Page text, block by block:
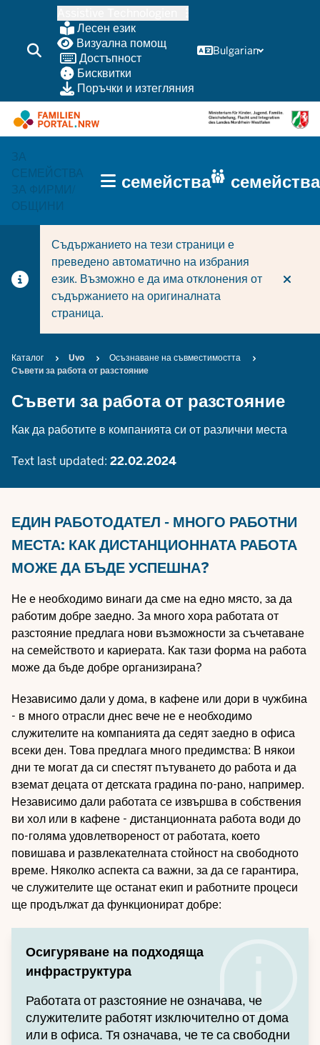
content
Лесен език
Визуална помощ
Достъпност
Бисквитки
Поръчки и изтегляния
Bulgarian
ЗА
СЕМЕЙСТВА
ЗА ФИРМИ/
ОБЩИНИ
(TRÄGERBEREICH)
семейства семейства
Съдържанието на тези страници е
преведено автоматично на избрания
език. Възможно е да има отклонения от
съдържанието на оригиналната
страница.
Breadcrumb
Каталог Uvo
Осъзнаване на съвместимостта
Съвети за работа от разстояние
Съвети за работа от разстояние
Как да работите в компанията си от различни места
Text last updated: 22.02.2024
ЕДИН РАБОТОДАТЕЛ - МНОГО РАБОТНИ
МЕСТА: КАК ДИСТАНЦИОННАТА РАБОТА
МОЖЕ ДА БЪДЕ УСПЕШНА?
Не е необходимо винаги да сме на едно място, за да
работим добре заедно. За много хора работата от
разстояние предлага нови възможности за съчетаване
на семейството и кариерата. Как тази форма на работа
може да бъде добре организирана?
Независимо дали у дома, в кафене или дори в чужбина
- в много отрасли днес вече не е необходимо
служителите на компанията да седят заедно в офиса
всеки ден. Това предлага много предимства: В някои
дни те могат да си спестят пътуването до работа и да
вземат децата от детската градина по-рано, например.
Независимо дали работата се извършва в собствения
ви хол или в кафене - дистанционната работа води до
по-голяма удовлетвореност от работата, което
повишава и развлекателната стойност на свободното
време. Няколко аспекта са важни, за да се гарантира,
че служителите ще останат екип и работните процеси
ще продължат да функционират добре:
Осигуряване на подходяща
инфраструктура
Работата от разстояние не означава, че
служителите работят изключително от дома
или в офиса. Тя означава, че те са свободни